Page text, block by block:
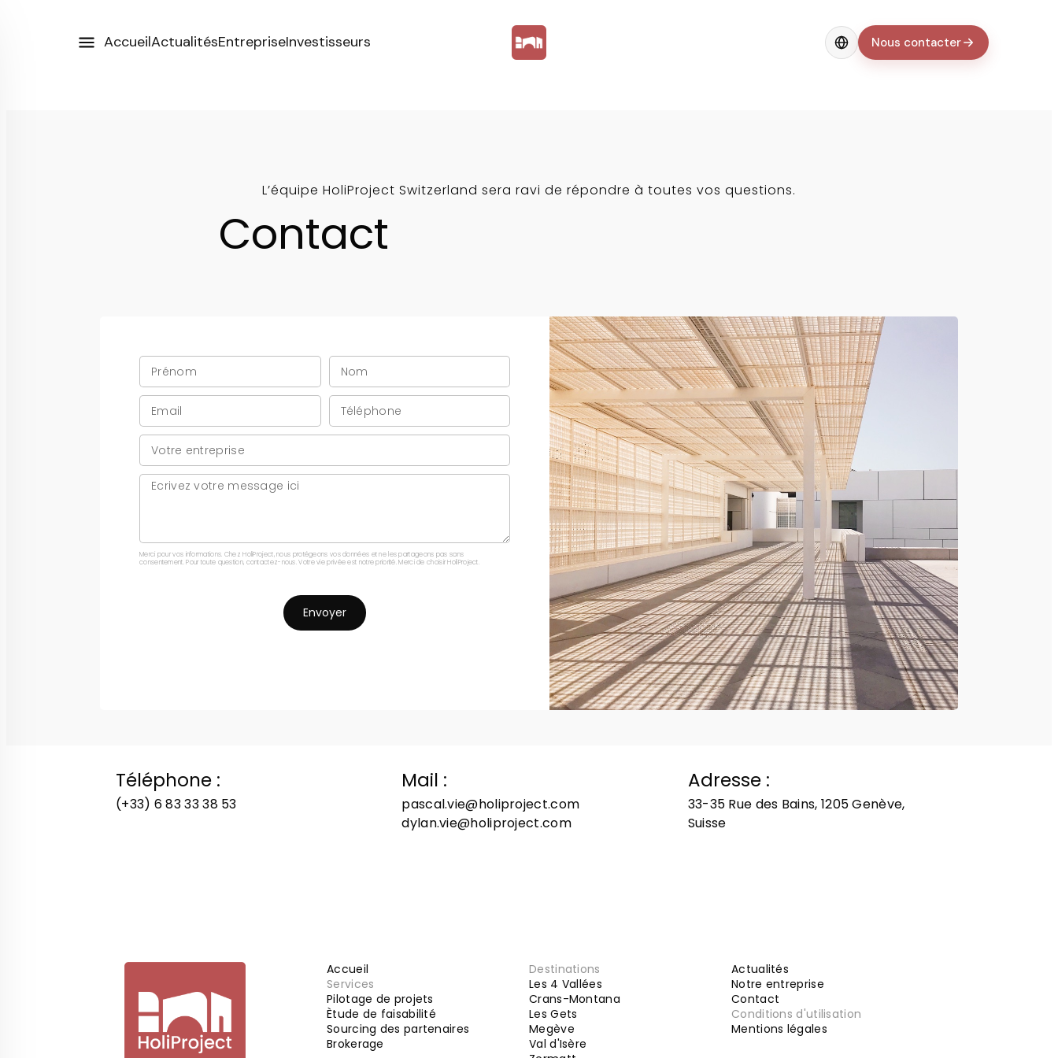
AccueilActualitésEntrepriseInvestisseurs Change language
Nous contacter
L’équipe HoliProject Switzerland sera ravi de répondre à toutes vos questions.
Contact
Merci pour vos informations. Chez HoliProject, nous protégeons vos données et ne les partageons pas sans
consentement. Pour toute question, contactez-nous. Votre vie privée est notre priorité. Merci de choisir HoliProject.
Envoyer
Téléphone :
(+33) 6 83 33 38 53
Mail :
pascal.vie@holiproject.com
dylan.vie@holiproject.com
Adresse :
33-35 Rue des Bains, 1205 Genève,
Suisse
Accueil
Services
Pilotage de projets
Ètude de faisabilité
Sourcing des partenaires
Brokerage
Destinations
Les 4 Vallées
Crans-Montana
Les Gets
Megève
Val d'Isère
Actualités
Notre entreprise
Contact
Conditions d'utilisation
Mentions légales